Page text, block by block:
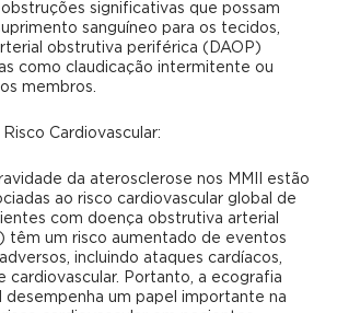
significativas que possam
sanguíneo para os tecidos,
obstrutiva periférica (DAOP)
como claudicação intermitente ou
membros.
Cardiovascular:
da aterosclerose nos MMII estão
ao risco cardiovascular global de
com doença obstrutiva arterial
têm um risco aumentado de eventos
incluindo ataques cardíacos,
cardiovascular. Portanto, a ecografia
desempenha um papel importante na